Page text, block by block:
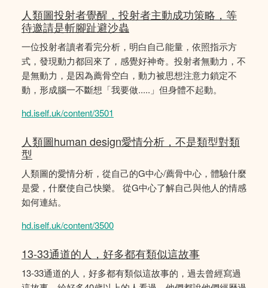
人類圖投射者覺醒，投射者主動成功策略，等
待邀請是斬腳趾避沙蟲
一位投射者讀者看完分析，明白自己能量，依照指示方
式，發現動力都回來了，感覺好神奇。投射者無動力，不
是無動力，是因為薦骨空白，動力被思想注意力鎖定不
動，形成腦一不斷想「我要做.....」但身體不起動。
hd.iself.uk/content/3501
人類圖human design愛情分析，不是類型對類
型
人類圖的愛情分析，從自己的G中心/薦骨中心，體驗什麼
是愛，什麼使自己快樂。 從G中心了解自己與他人的情感
如何連結。
hd.iself.uk/content/3500
13-33通道的人，好多都有類似這故事
13-33通道的人，好多都有類似這故事的，過去曾經寫過